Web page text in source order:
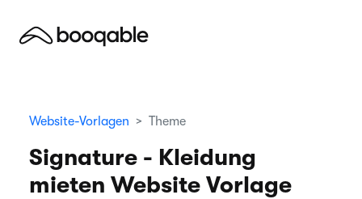
Website-Vorlagen Theme
Signature - Kleidung
mieten Website Vorlage